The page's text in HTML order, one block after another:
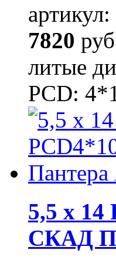
7820 руб
литые
PCD:
5,5 x 14
СКАД